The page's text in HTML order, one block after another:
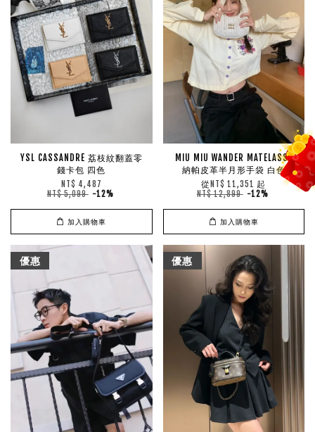
YSL CASSANDRE 荔枝紋翻蓋零
錢卡包 四色
NT$ 4,487
NT$ 5,099 -12%
加入購物車
MIU MIU WANDER MATELASSE
納帕皮革半月形手袋 白色
從 NT$ 11,351 起
NT$ 12,899 -12%
加入購物車
優惠 優惠